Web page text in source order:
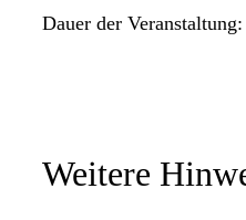
Dauer der
Weitere